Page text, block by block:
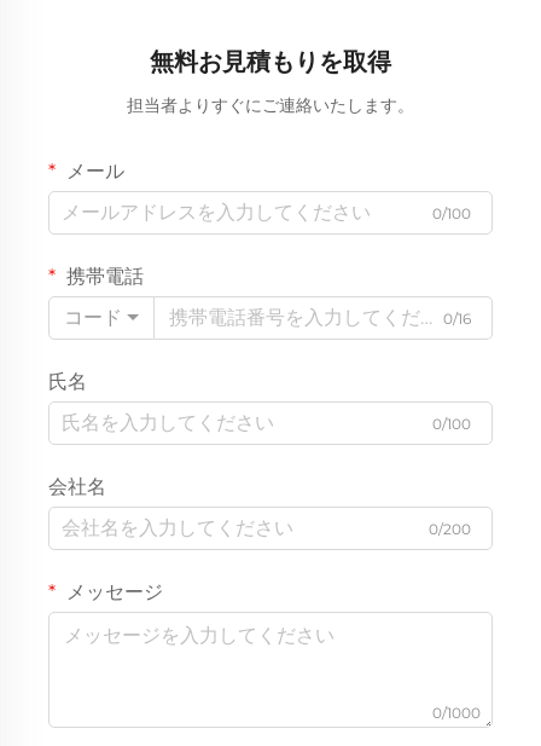
無料お見積もりを取得
担当者よりすぐにご連絡いたします。
メール
0/100
携帯電話
コード
0/16
氏名
0/100
会社名
0/200
メッセージ
0/1000